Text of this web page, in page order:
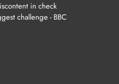
in check
challenge - BBC